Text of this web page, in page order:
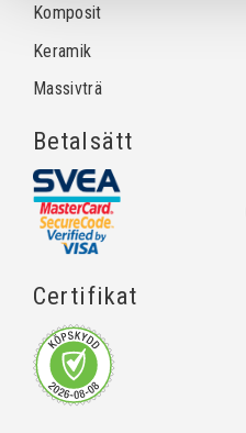
Komposit
Keramik
Massivträ
Betalsätt
Certifikat